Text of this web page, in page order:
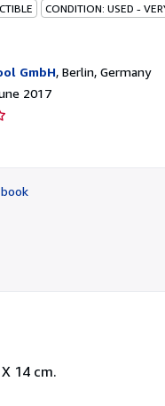
CONDITION: USED -
GmbH, Berlin, Germany
2017
14 cm.